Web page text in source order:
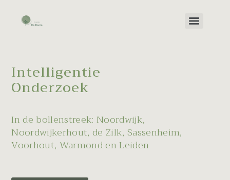
Intelligentie
Onderzoek
In de bollenstreek: Noordwijk,
Noordwijkerhout, de Zilk, Sassenheim,
Voorhout, Warmond en Leiden